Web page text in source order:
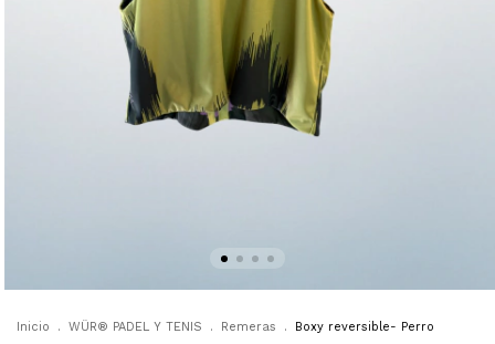
Inicio . WÜR® PADEL Y TENIS . Remeras . Boxy reversible- Perro